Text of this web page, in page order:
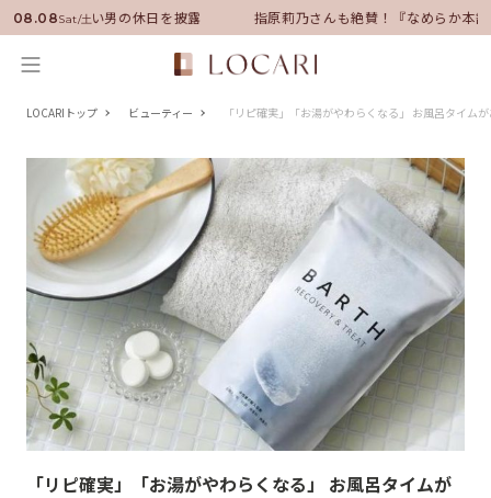
08.08Sat/土
に就任！いい男の休日を披露 指原莉乃さんも絶賛！『なめらか本
LOCARIトップ ビューティー 「リピ確実」「お湯がやわらくなる」 お風呂タイム
「リピ確実」「お湯がやわらくなる」 お風呂タイムが